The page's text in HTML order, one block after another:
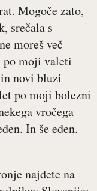
Mogoče zato,
srečala s
moreš več
po moji valeti
novi bluzi
po moji bolezni
vročega
In še eden.
najdete na